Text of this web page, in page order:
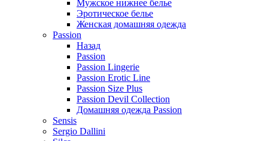
Мужское нижнее белье
Эротическое белье
Женская домашняя одежда
Passion
Назад
Passion
Passion Lingerie
Passion Erotic Line
Passion Size Plus
Passion Devil Collection
Домашняя одежда Passion
Sensis
Sergio Dallini